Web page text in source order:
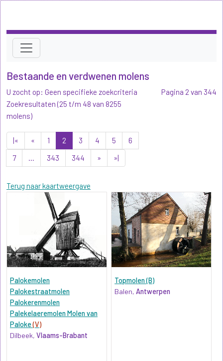
Bestaande en verdwenen molens
U zocht op: Geen specifieke zoekcriteria
Zoekresultaten (25 t/m 48 van 8255
molens)
|« « 1 2 3 4 5
6
7
... 343 344 » »|
Terug naar kaartweergave
Pagina 2 van 344
Palokemolen
Palokestraatmolen
Palokerenmolen
Palekelaeremolen Molen van
Paloke(V)
Dilbeek, Vlaams-Brabant
Topmolen (B)
Balen,Antwerpen